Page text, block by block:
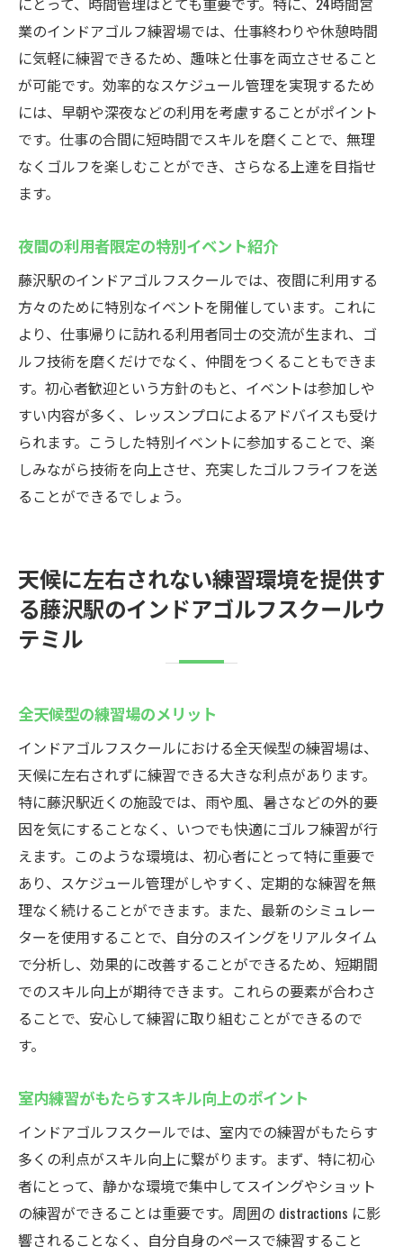
業のインドアゴルフ練習場では、仕事終わりや休憩時間
に気軽に練習できるため、趣味と仕事を両立させること
が可能です。効率的なスケジュール管理を実現するため
には、早朝や深夜などの利用を考慮することがポイント
です。仕事の合間に短時間でスキルを磨くことで、無理
なくゴルフを楽しむことができ、さらなる上達を目指せ
ます。
夜間の利用者限定の特別イベント紹介
藤沢駅のインドアゴルフスクールでは、夜間に利用する
方々のために特別なイベントを開催しています。これに
より、仕事帰りに訪れる利用者同士の交流が生まれ、ゴ
ルフ技術を磨くだけでなく、仲間をつくることもできま
す。初心者歓迎という方針のもと、イベントは参加しや
すい内容が多く、レッスンプロによるアドバイスも受け
られます。こうした特別イベントに参加することで、楽
しみながら技術を向上させ、充実したゴルフライフを送
ることができるでしょう。
天候に左右されない練習環境を提供す
る藤沢駅のインドアゴルフスクールウ
テミル
全天候型の練習場のメリット
インドアゴルフスクールにおける全天候型の練習場は、
天候に左右されずに練習できる大きな利点があります。
特に藤沢駅近くの施設では、雨や風、暑さなどの外的要
因を気にすることなく、いつでも快適にゴルフ練習が行
えます。このような環境は、初心者にとって特に重要で
あり、スケジュール管理がしやすく、定期的な練習を無
理なく続けることができます。また、最新のシミュレー
ターを使用することで、自分のスイングをリアルタイム
で分析し、効果的に改善することができるため、短期間
でのスキル向上が期待できます。これらの要素が合わさ
ることで、安心して練習に取り組むことができるので
す。
室内練習がもたらすスキル向上のポイント
インドアゴルフスクールでは、室内での練習がもたらす
多くの利点がスキル向上に繋がります。まず、特に初心
者にとって、静かな環境で集中してスイングやショット
の練習ができることは重要です。周囲の distractions に影
響されることなく、自分自身のペースで練習すること